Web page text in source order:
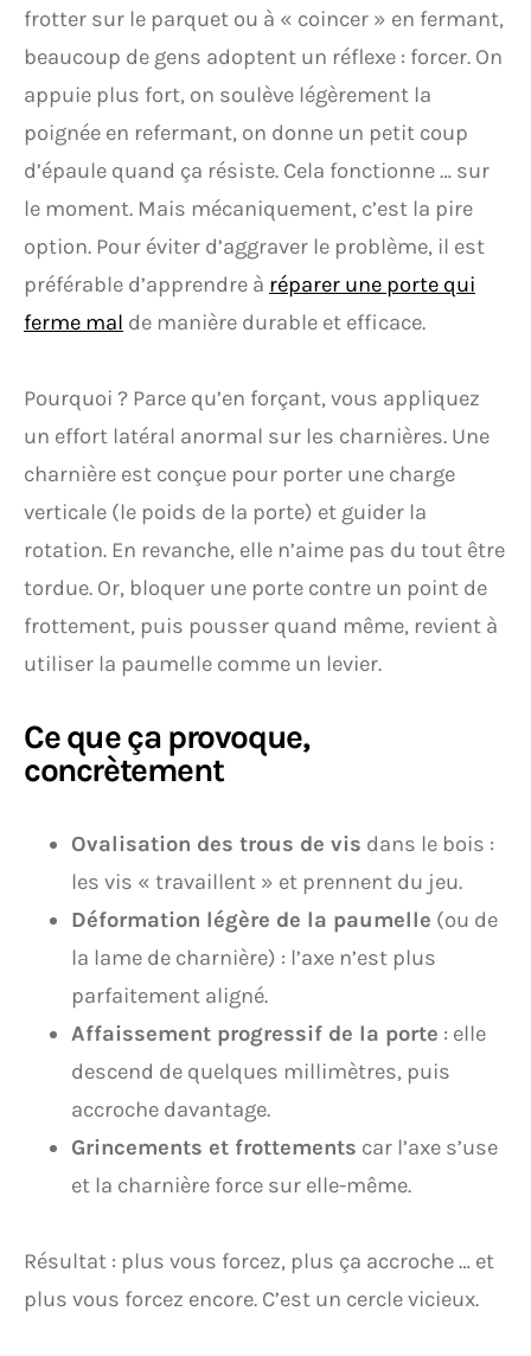
frotter sur le parquet ou à « coincer » en fermant,
beaucoup de gens adoptent un réflexe : forcer. On
appuie plus fort, on soulève légèrement la
poignée en refermant, on donne un petit coup
d’épaule quand ça résiste. Cela fonctionne … sur
le moment. Mais mécaniquement, c’est la pire
option. Pour éviter d’aggraver le problème, il est
préférable d’apprendre à réparer une porte qui
ferme mal de manière durable et efficace.
Pourquoi ? Parce qu’en forçant, vous appliquez
un effort latéral anormal sur les charnières. Une
charnière est conçue pour porter une charge
verticale (le poids de la porte) et guider la
rotation. En revanche, elle n’aime pas du tout être
tordue. Or, bloquer une porte contre un point de
frottement, puis pousser quand même, revient à
utiliser la paumelle comme un levier.
Ce que ça provoque,
concrètement
Ovalisation des trous de vis dans le bois :
les vis « travaillent » et prennent du jeu.
Déformation légère de la paumelle (ou de
la lame de charnière) : l’axe n’est plus
parfaitement aligné.
Affaissement progressif de la porte : elle
descend de quelques millimètres, puis
accroche davantage.
Grincements et frottements car l’axe s’use
et la charnière force sur elle-même.
Résultat : plus vous forcez, plus ça accroche … et
plus vous forcez encore. C’est un cercle vicieux.